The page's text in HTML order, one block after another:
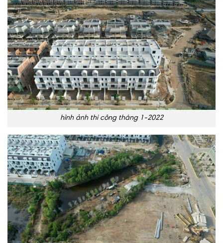
hình ảnh thi công tháng 1-2022